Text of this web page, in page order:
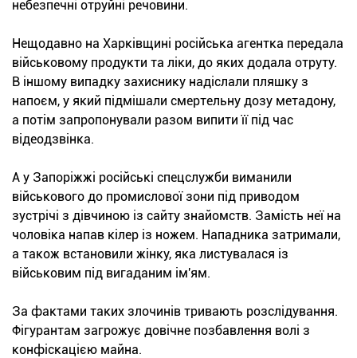
небезпечні отруйні речовини.
Нещодавно на Харківщині російська агентка передала
військовому продукти та ліки, до яких додала отруту.
В іншому випадку захиснику надіслали пляшку з
напоєм, у який підмішали смертельну дозу метадону,
а потім запропонували разом випити її під час
відеодзвінка.
А у Запоріжжі російські спецслужби виманили
військового до промислової зони під приводом
зустрічі з дівчиною із сайту знайомств. Замість неї на
чоловіка напав кілер із ножем. Нападника затримали,
а також встановили жінку, яка листувалася із
військовим під вигаданим ім'ям.
За фактами таких злочинів тривають розслідування.
Фігурантам загрожує довічне позбавлення волі з
конфіскацією майна.